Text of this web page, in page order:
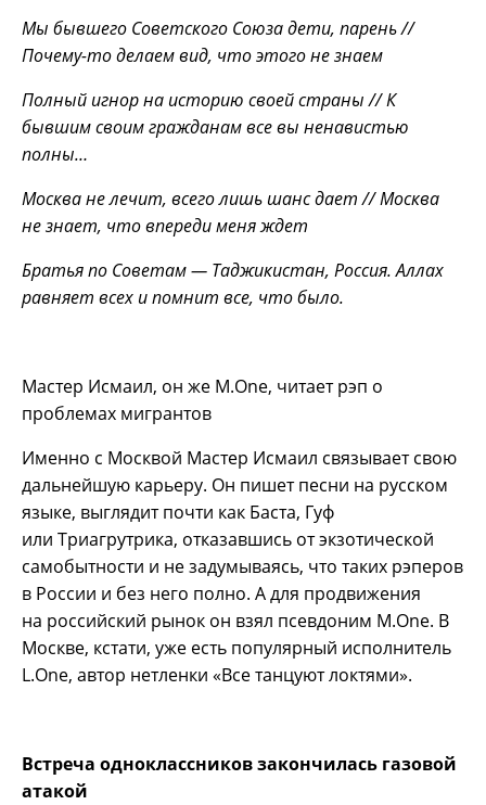
Мы бывшего Советского Союза дети, парень //
Почему-то делаем вид, что этого не знаем
Полный игнор на историю своей страны // К
бывшим своим гражданам все вы ненавистью
полны…
Москва не лечит, всего лишь шанс дает // Москва
не знает, что впереди меня ждет
Братья по Советам — Таджикистан, Россия. Аллах
равняет всех и помнит все, что было.
Мастер Исмаил, он же M.One, читает рэп о
проблемах мигрантов
Именно с Москвой Мастер Исмаил связывает свою
дальнейшую карьеру. Он пишет песни на русском
языке, выглядит почти как Баста, Гуф
или Триагрутрика, отказавшись от экзотической
самобытности и не задумываясь, что таких рэперов
в России и без него полно. А для продвижения
на российский рынок он взял псевдоним M.One. В
Москве, кстати, уже есть популярный исполнитель
L.One, автор нетленки «Все танцуют локтями».
Встреча одноклассников закончилась газовой
атакой